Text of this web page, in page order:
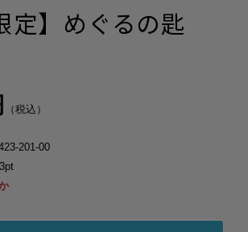
定】めぐるの匙
（税込）
201-00